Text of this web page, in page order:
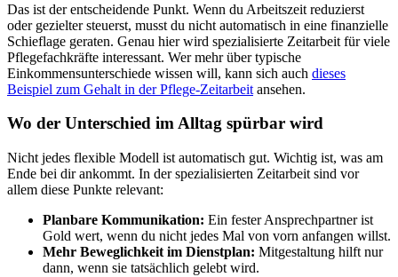
Das ist der entscheidende Punkt. Wenn du Arbeitszeit reduzierst
oder gezielter steuerst, musst du nicht automatisch in eine finanzielle
Schieflage geraten. Genau hier wird spezialisierte Zeitarbeit für viele
Pflegefachkräfte interessant. Wer mehr über typische
Einkommensunterschiede wissen will, kann sich auch dieses
Beispiel zum Gehalt in der Pflege-Zeitarbeit ansehen.
Wo der Unterschied im Alltag spürbar wird
Nicht jedes flexible Modell ist automatisch gut. Wichtig ist, was am
Ende bei dir ankommt. In der spezialisierten Zeitarbeit sind vor
allem diese Punkte relevant:
Planbare Kommunikation: Ein fester Ansprechpartner ist
Gold wert, wenn du nicht jedes Mal von vorn anfangen willst.
Mehr Beweglichkeit im Dienstplan: Mitgestaltung hilft nur
dann, wenn sie tatsächlich gelebt wird.